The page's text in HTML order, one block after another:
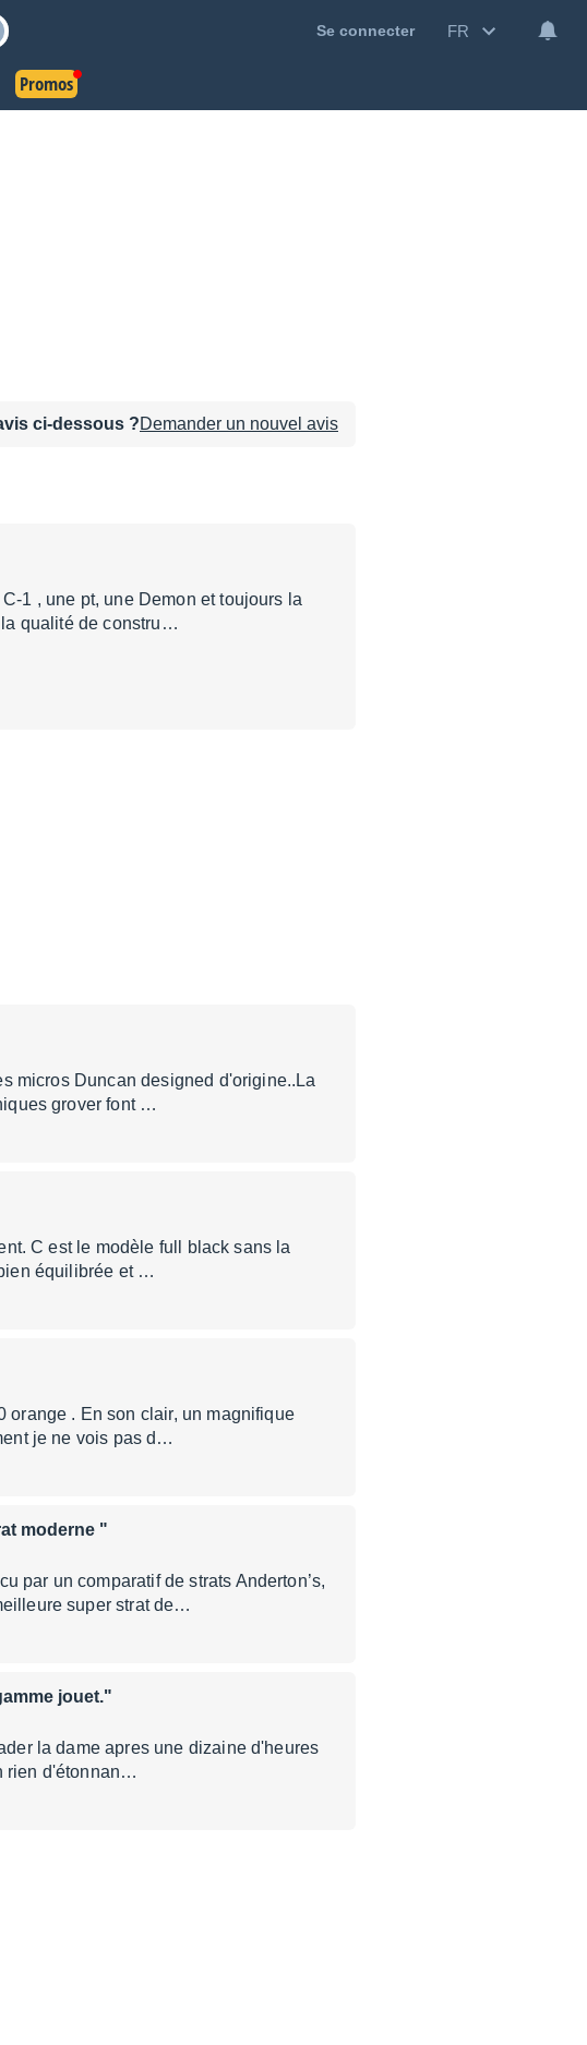
Se connecter FR
Promos
ci-dessous ?Demander un nouvel avis
1 , une pt, une Demon et toujours la
qualité de constru…
micros Duncan designed d'origine..La
grover font …
C est le modèle full black sans la
équilibrée et …
. En son clair, un magnifique
je ne vois pas d…
moderne "
par un comparatif de strats Anderton’s,
super strat de…
jouet."
la dame apres une dizaine d'heures
rien d'étonnan…